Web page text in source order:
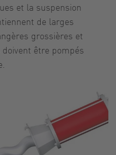
et la suspension
de larges
grossières et
être pompés